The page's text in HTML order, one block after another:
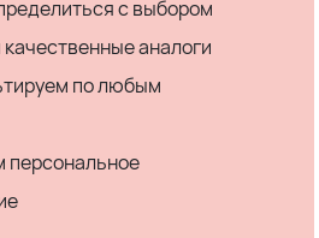
с выбором
аналоги
по любым
персональное